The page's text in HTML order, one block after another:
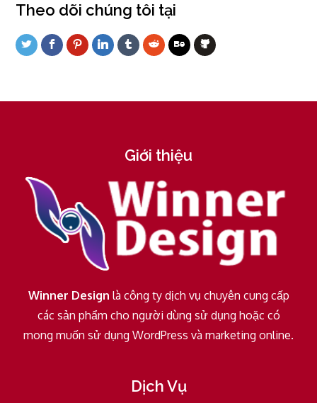
Theo dõi chúng tôi tại
Giới thiệu
Winner Design là công ty dịch vụ chuyên cung cấp
các sản phẩm cho người dùng sử dụng hoặc có
mong muốn sử dụng WordPress và marketing online.
Dịch Vụ